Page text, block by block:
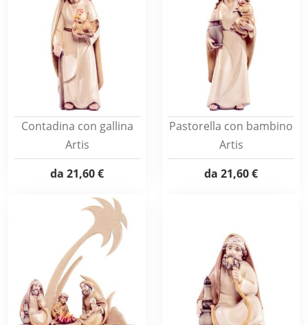
Contadina con gallina
Artis
da 21,60 €
Pastorella con bambino
Artis
da 21,60 €